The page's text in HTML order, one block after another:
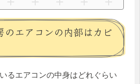
のエアコンの内部はカビ
るエアコンの中身はどれぐらい